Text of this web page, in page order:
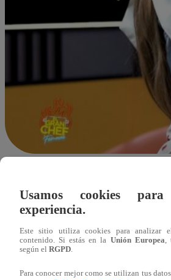
Luego de una intensa noche en la
de salvar a solo UNA de las
Usamos cookies
experiencia.
Este sitio utiliza cookies para analizar
contenido. Si estás en la Unión Europea
según el RGPD
Para conocer mejor como se utilizan tus